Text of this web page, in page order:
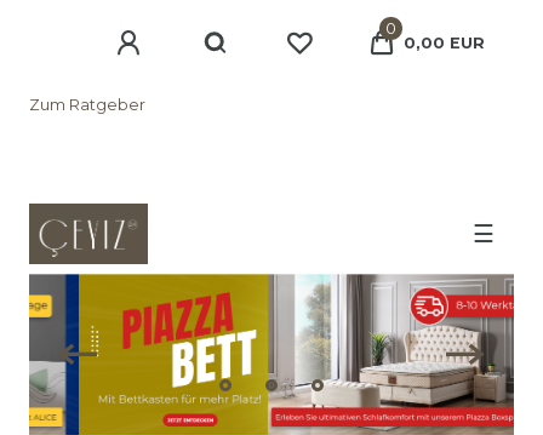
Zum Ratgeber
0
0,00 EUR
☰
Nächste